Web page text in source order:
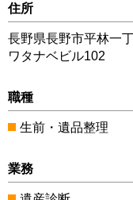
住所
長野県長野市平林一
ワタナベビル102
職種
生前・遺品整理
業務